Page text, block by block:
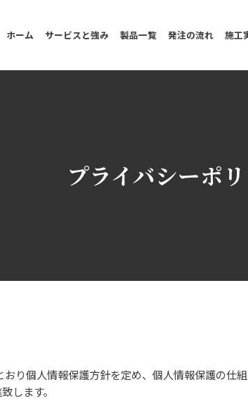
ホーム サービスと強み 製品一覧 発注の流れ 施工
プライバシーポ
り個人情報保護方針を定め、個人情報保護の仕
します。